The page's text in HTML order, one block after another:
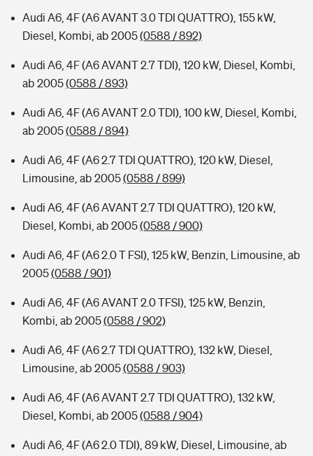
Audi A6, 4F (A6 AVANT 3.0 TDI QUATTRO), 155 kW,
Diesel, Kombi, ab 2005(0588 / 892)
Audi A6, 4F (A6 AVANT 2.7 TDI), 120 kW, Diesel, Kombi,
ab 2005(0588 / 893)
Audi A6, 4F (A6 AVANT 2.0 TDI), 100 kW, Diesel, Kombi,
ab 2005(0588 / 894)
Audi A6, 4F (A6 2.7 TDI QUATTRO), 120 kW, Diesel,
Limousine, ab 2005(0588 / 899)
Audi A6, 4F (A6 AVANT 2.7 TDI QUATTRO), 120 kW,
Diesel, Kombi, ab 2005(0588 / 900)
Audi A6, 4F (A6 2.0 T FSI), 125 kW, Benzin, Limousine, ab
2005(0588 / 901)
Audi A6, 4F (A6 AVANT 2.0 TFSI), 125 kW, Benzin,
Kombi, ab 2005(0588 / 902)
Audi A6, 4F (A6 2.7 TDI QUATTRO), 132 kW, Diesel,
Limousine, ab 2005(0588 / 903)
Audi A6, 4F (A6 AVANT 2.7 TDI QUATTRO), 132 kW,
Diesel, Kombi, ab 2005(0588 / 904)
Audi A6, 4F (A6 2.0 TDI), 89 kW, Diesel, Limousine, ab